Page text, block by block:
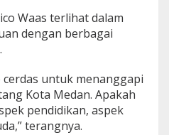
Waas terlihat dalam
dengan berbagai
cerdas untuk menanggapi
Kota Medan. Apakah
pendidikan, aspek
terangnya.